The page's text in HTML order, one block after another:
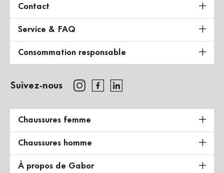
Contact
Service & FAQ
Consommation responsable
Suivez-nous
Chaussures femme
Chaussures homme
À propos de Gabor